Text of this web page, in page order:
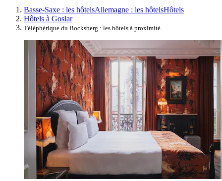
Basse-Saxe : les hôtelsAllemagne : les hôtelsHôtels
Hôtels à Goslar
Téléphérique du Bocksberg : les hôtels à proximité